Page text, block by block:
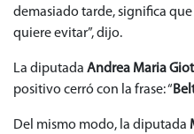
demasiado tarde, significa que
quiere evitar”, dijo.
La diputada Andrea Maria
positivo cerró con la frase: “
Del mismo modo, la diputada